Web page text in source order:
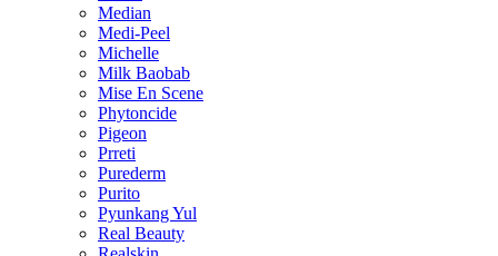
Median
Medi-Peel
Michelle
Milk Baobab
Mise En Scene
Phytoncide
Pigeon
Prreti
Purederm
Purito
Pyunkang Yul
Real Beauty